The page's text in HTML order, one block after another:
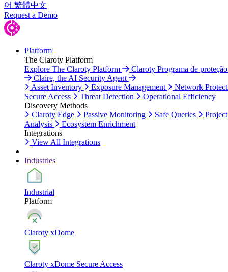
어 繁體中文
Request a Demo
Platform
The Claroty Platform
Explore The Claroty Platform
Claroty Programa de
Claire, the AI Security Agent
Asset Inventory
Exposure Management
Network
Secure Access
Threat Detection
Operational Efficiency
Discovery Methods
Claroty Edge
Passive Monitoring Safe Queries
Analysis
Ecosystem Enrichment
Integrations
View All Integrations
Industries
Industrial
Platform
Claroty xDome
Claroty xDome Secure Access